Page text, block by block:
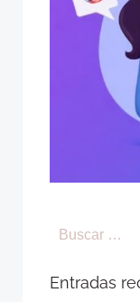
Entradas